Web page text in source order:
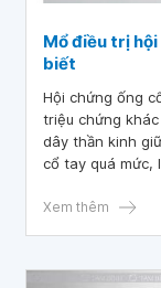
Mổ điều trị
biết
Hội chứng ống
triệu chứng
dây thần kinh
cổ tay quá mức,
cải thiện triệu
Xem thêm